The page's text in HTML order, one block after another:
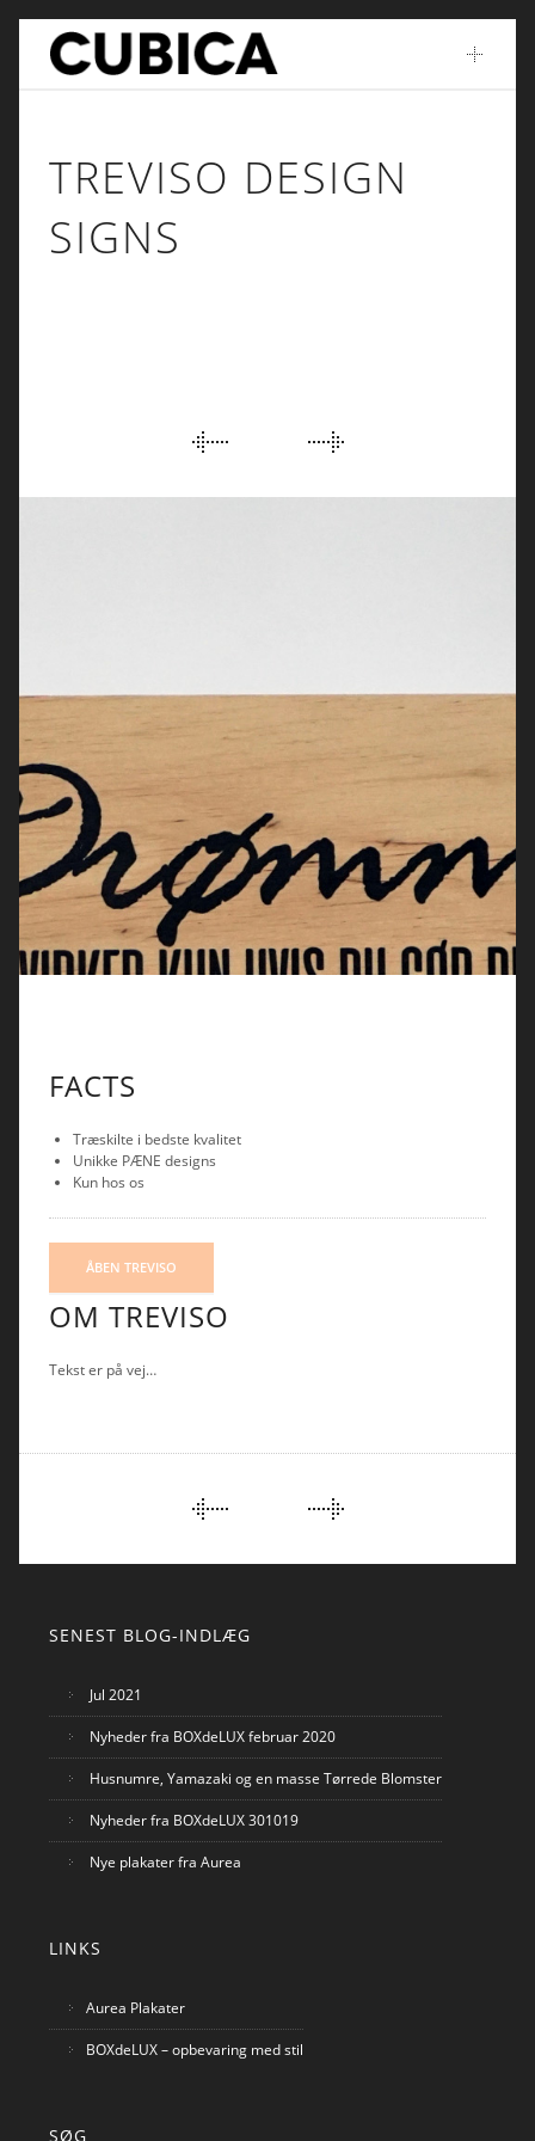
Skip
to
TREVISO DESIGN
SIGNS
PORTFOLIO
FACTS
Træskilte i bedste kvalitet
Unikke PÆNE designs
Kun hos os
ÅBEN TREVISO
OM TREVISO
Tekst er på vej…
PORTFOLIO
NAVIGATION
SENEST BLOG-INDLÆG
Jul 2021
Nyheder fra BOXdeLUX februar 2020
Husnumre, Yamazaki og en masse Tørrede Blomster
Nyheder fra BOXdeLUX 301019
Nye plakater fra Aurea
LINKS
Aurea Plakater
BOXdeLUX – opbevaring med stil
SØG